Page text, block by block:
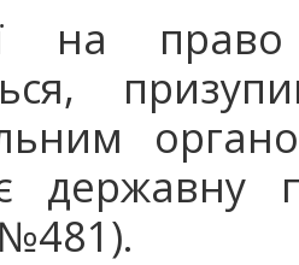
на
державну